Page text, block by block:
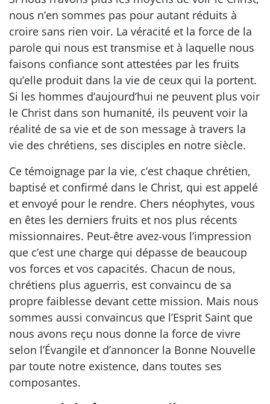
nous n’en sommes pas pour autant réduits à
croire sans rien voir. La véracité et la force de la
parole qui nous est transmise et à laquelle nous
faisons confiance sont attestées par les fruits
qu’elle produit dans la vie de ceux qui la portent.
Si les hommes d’aujourd’hui ne peuvent plus voir
le Christ dans son humanité, ils peuvent voir la
réalité de sa vie et de son message à travers la
vie des chrétiens, ses disciples en notre siècle.
Ce témoignage par la vie, c’est chaque chrétien,
baptisé et confirmé dans le Christ, qui est appelé
et envoyé pour le rendre. Chers néophytes, vous
en êtes les derniers fruits et nos plus récents
missionnaires. Peut-être avez-vous l’impression
que c’est une charge qui dépasse de beaucoup
vos forces et vos capacités. Chacun de nous,
chrétiens plus aguerris, est convaincu de sa
propre faiblesse devant cette mission. Mais nous
sommes aussi convaincus que l’Esprit Saint que
nous avons reçu nous donne la force de vivre
selon l’Évangile et d’annoncer la Bonne Nouvelle
par toute notre existence, dans toutes ses
composantes.